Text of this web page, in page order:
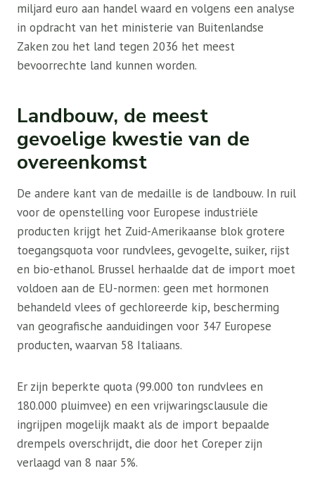
miljard euro aan handel waard en volgens een analyse
in opdracht van het ministerie van Buitenlandse
Zaken zou het land tegen 2036 het meest
bevoorrechte land kunnen worden.
Landbouw, de meest
gevoelige kwestie van de
overeenkomst
De andere kant van de medaille is de landbouw. In ruil
voor de openstelling voor Europese industriële
producten krijgt het Zuid-Amerikaanse blok grotere
toegangsquota voor rundvlees, gevogelte, suiker, rijst
en bio-ethanol. Brussel herhaalde dat de import moet
voldoen aan de EU-normen: geen met hormonen
behandeld vlees of gechloreerde kip, bescherming
van geografische aanduidingen voor 347 Europese
producten, waarvan 58 Italiaans.
Er zijn beperkte quota (99.000 ton rundvlees en
180.000 pluimvee) en een vrijwaringsclausule die
ingrijpen mogelijk maakt als de import bepaalde
drempels overschrijdt, die door het Coreper zijn
verlaagd van 8 naar 5%.